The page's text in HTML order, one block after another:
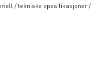
/ tekniske spesifikasjoner /